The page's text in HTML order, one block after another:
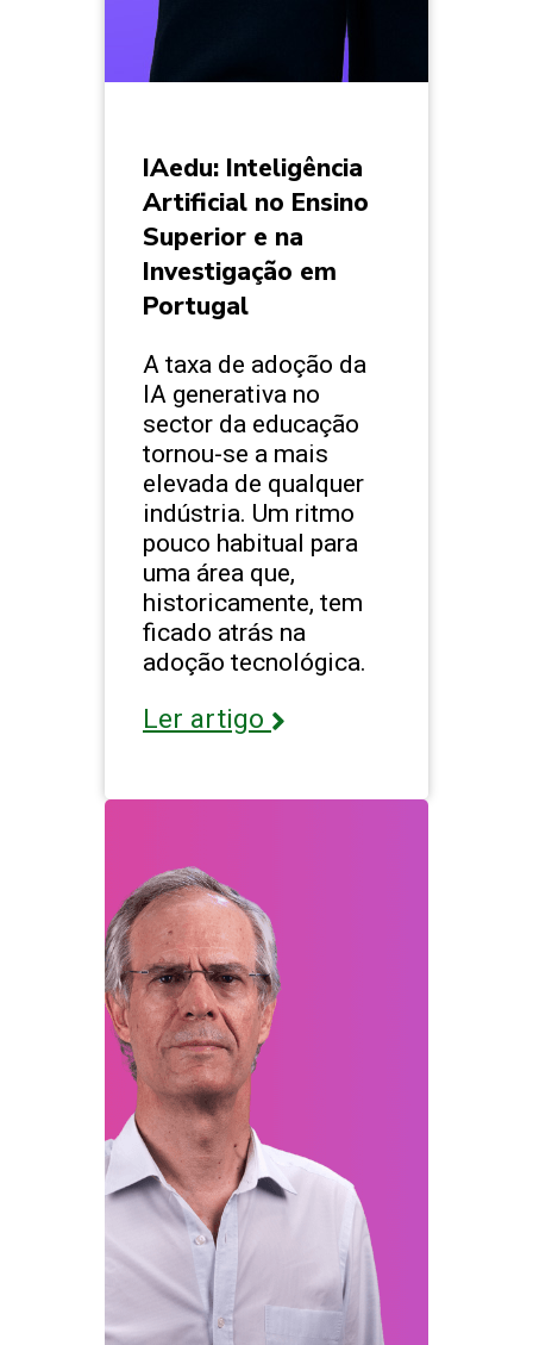
IAedu: Inteligência
Artificial no Ensino
Superior e na
Investigação em
Portugal
A taxa de adoção da
IA generativa no
sector da educação
tornou-se a mais
elevada de qualquer
indústria. Um ritmo
pouco habitual para
uma área que,
historicamente, tem
ficado atrás na
adoção tecnológica.
Ler artigo